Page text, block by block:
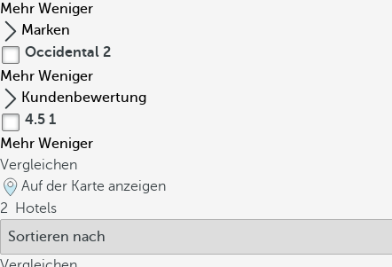
Mehr Weniger
Marken
Occidental 2
Mehr Weniger
Kundenbewertung
4.5 1
Mehr Weniger
Vergleichen
Auf der Karte anzeigen
2
Hotels